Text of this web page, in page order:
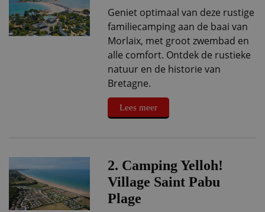
Geniet optimaal van deze rustige
familiecamping aan de baai van
Morlaix, met groot zwembad en
alle comfort. Ontdek de rustieke
natuur en de historie van
Bretagne.
Lees meer
2. Camping Yelloh!
Village Saint Pabu
Plage